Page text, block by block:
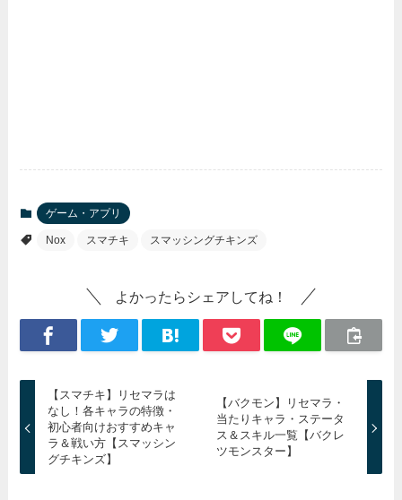
ゲーム・アプリ
Nox スマチキ スマッシングチキンズ
よかったらシェアしてね！
【スマチキ】リセマラは
なし！各キャラの特徴・
初心者向けおすすめキャ
ラ＆戦い方【スマッシン
グチキンズ】
【バクモン】リセマラ・
当たりキャラ・ステータ
ス＆スキル一覧【バクレ
ツモンスター】